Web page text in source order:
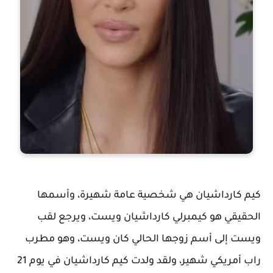
كيم كارداشيان هي شخصية عامة شهيرة، وأسمها
الحقيقي هو كيمبرلي كارداشيان ويست، ويرجع لقب
ويست إلى أسم زوجها الحالي كان ويست، وهو مطرب
راب أمريكي شهير، ولقد ولدت كيم كارداشيان في يوم 21